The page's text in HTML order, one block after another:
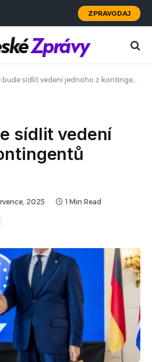
ZPRAVODAJ
sídlit vedení jednoho z kontingentů Frontexu
sídlit vedení
2025 1 Min Read